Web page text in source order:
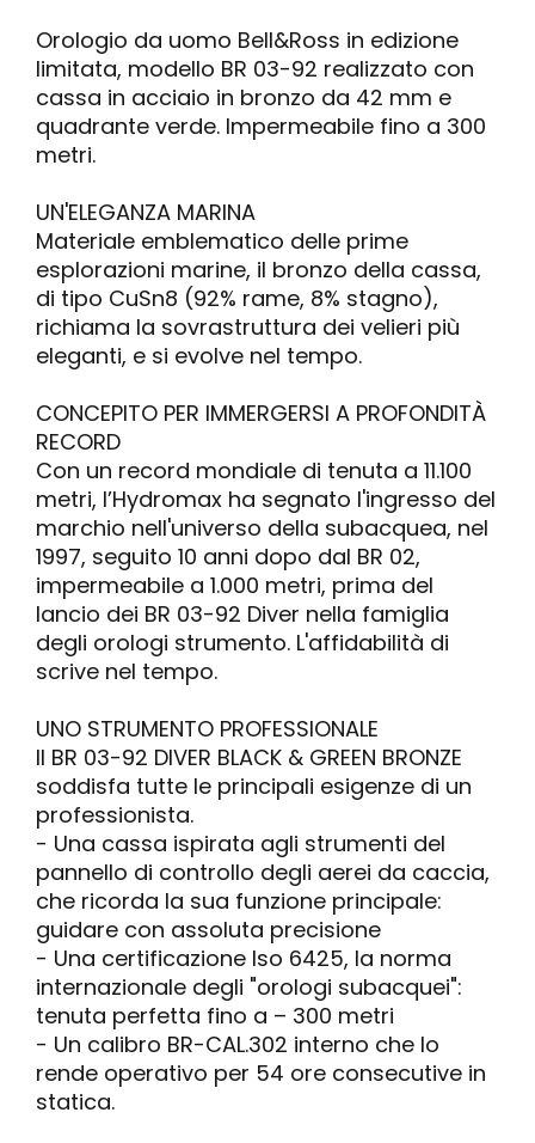
Orologio da uomo Bell&Ross in edizione
limitata, modello BR 03-92 realizzato con
cassa in acciaio in bronzo da 42 mm e
quadrante verde. Impermeabile fino a 300
metri.
UN'ELEGANZA MARINA
Materiale emblematico delle prime
esplorazioni marine, il bronzo della cassa,
di tipo CuSn8 (92% rame, 8% stagno),
richiama la sovrastruttura dei velieri più
eleganti, e si evolve nel tempo.
CONCEPITO PER IMMERGERSI A PROFONDITÀ
RECORD
Con un record mondiale di tenuta a 11.100
metri, l’Hydromax ha segnato l'ingresso del
marchio nell'universo della subacquea, nel
1997, seguito 10 anni dopo dal BR 02,
impermeabile a 1.000 metri, prima del
lancio dei BR 03-92 Diver nella famiglia
degli orologi strumento. L'affidabilità di
scrive nel tempo.
UNO STRUMENTO PROFESSIONALE
Il BR 03-92 DIVER BLACK & GREEN BRONZE
soddisfa tutte le principali esigenze di un
professionista.
- Una cassa ispirata agli strumenti del
pannello di controllo degli aerei da caccia,
che ricorda la sua funzione principale:
guidare con assoluta precisione
- Una certificazione Iso 6425, la norma
internazionale degli "orologi subacquei":
tenuta perfetta fino a – 300 metri
- Un calibro BR-CAL.302 interno che lo
rende operativo per 54 ore consecutive in
statica.